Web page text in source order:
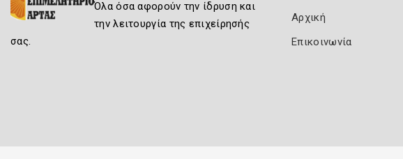
Όλα όσα αφορούν την ίδρυση και
την λειτουργία της επιχείρησής
σας.
Αρχική
Επικοινωνία